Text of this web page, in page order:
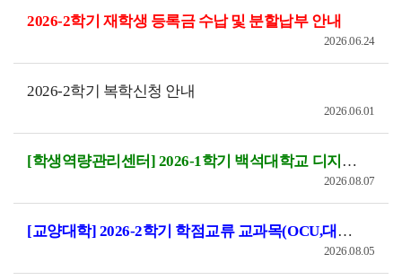
2026-2학기 재학생 등록금 수납 및 분할납부 안내
2026.06.24
2026-2학기 복학신청 안내
2026.06.01
[학생역량관리센터] 2026-1학기 백석대학교 디지털 뱃지 수령 안내
2026.08.07
[교양대학] 2026-2학기 학점교류 교과목(OCU,대전충남세종이러닝,신학원격평생,한양대컨소시엄) 수강 안내
2026.08.05